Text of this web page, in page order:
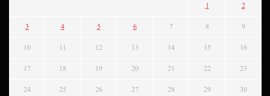
1 2
3 4 5 6 7 8 9
10 11 12 13 14 15 16
17 18 19 20 21 22 23
24 25 26 27 28 29 30